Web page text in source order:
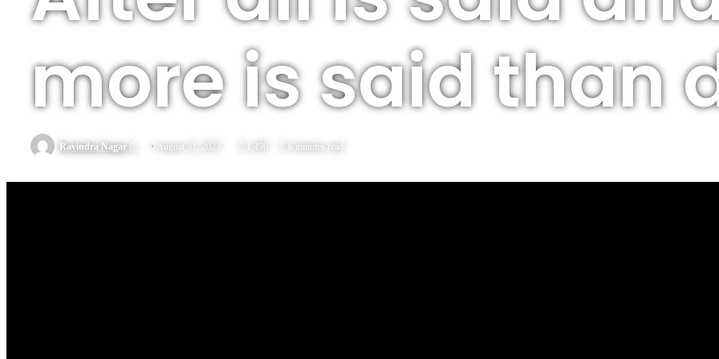
more is said than
Ravindra Nagar
Send
email
August 31, 2023 1,496 6 minutes read